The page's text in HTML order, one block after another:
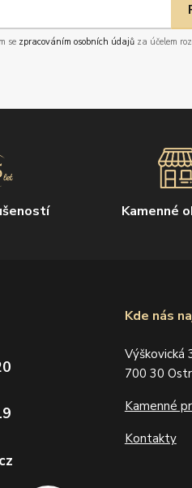
se zpracováním osobních údajůza účelem
Kamenné
Kde nás
Výškovická
700 30
Kamenné
Kontakty